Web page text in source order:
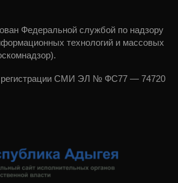
Федеральной службой по надзору
технологий и массовых
регистрации СМИ ЭЛ № ФС77 — 74720